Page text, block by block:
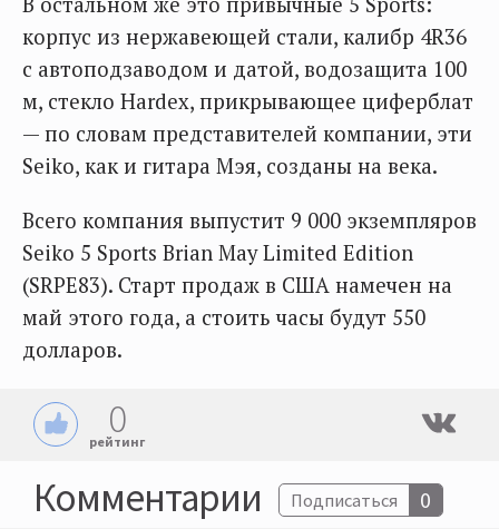
корпус из нержавеющей стали, калибр 4R36
с автоподзаводом и датой, водозащита 100
м, стекло Hardex, прикрывающее циферблат
— по словам представителей компании, эти
Seiko, как и гитара Мэя, созданы на века.
Всего компания выпустит 9 000 экземпляров
Seiko 5 Sports Brian May Limited Edition
(SRPE83). Старт продаж в США намечен на
май этого года, а стоить часы будут 550
долларов.
0
рейтинг
Комментарии Подписаться 0